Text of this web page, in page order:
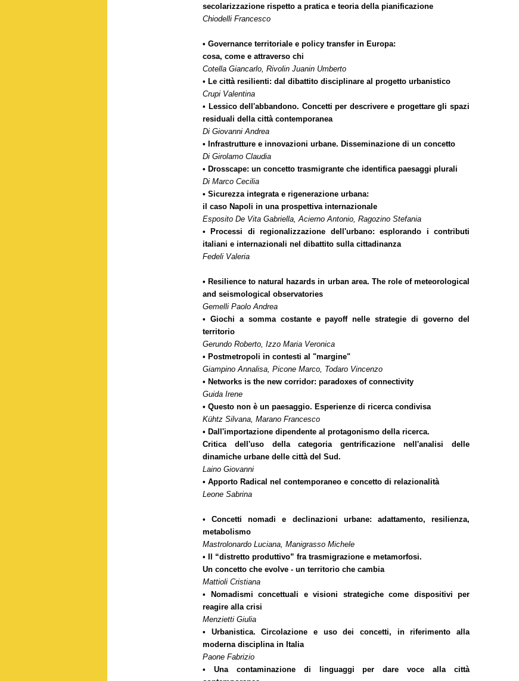
secolarizzazione rispetto a pratica e teoria della pianificazione
Chiodelli Francesco
• Governance territoriale e policy transfer in Europa:
cosa, come e attraverso chi
Cotella Giancarlo, Rivolin Juanin Umberto
• Le città resilienti: dal dibattito disciplinare al progetto urbanistico
Crupi Valentina
• Lessico dell'abbandono. Concetti per descrivere e progettare gli spazi
residuali della città contemporanea
Di Giovanni Andrea
• Infrastrutture e innovazioni urbane. Disseminazione di un concetto
Di Girolamo Claudia
• Drosscape: un concetto trasmigrante che identifica paesaggi plurali
Di Marco Cecilia
• Sicurezza integrata e rigenerazione urbana:
il caso Napoli in una prospettiva internazionale
Esposito De Vita Gabriella, Acierno Antonio, Ragozino Stefania
• Processi di regionalizzazione dell'urbano: esplorando i contributi
italiani e internazionali nel dibattito sulla cittadinanza
Fedeli Valeria
• Resilience to natural hazards in urban area. The role of meteorological
and seismological observatories
Gemelli Paolo Andrea
• Giochi a somma costante e payoff nelle strategie di governo del
territorio
Gerundo Roberto, Izzo Maria Veronica
• Postmetropoli in contesti al "margine"
Giampino Annalisa, Picone Marco, Todaro Vincenzo
• Networks is the new corridor: paradoxes of connectivity
Guida Irene
• Questo non è un paesaggio. Esperienze di ricerca condivisa
Kühtz Silvana, Marano Francesco
• Dall'importazione dipendente al protagonismo della ricerca.
Critica dell'uso della categoria gentrificazione nell'analisi delle
dinamiche urbane delle città del Sud.
Laino Giovanni
• Apporto Radical nel contemporaneo e concetto di relazionalità
Leone Sabrina
• Concetti nomadi e declinazioni urbane: adattamento, resilienza,
metabolismo
Mastrolonardo Luciana, Manigrasso Michele
• Il “distretto produttivo” fra trasmigrazione e metamorfosi.
Un concetto che evolve - un territorio che cambia
Mattioli Cristiana
• Nomadismi concettuali e visioni strategiche come dispositivi per
reagire alla crisi
Menzietti Giulia
• Urbanistica. Circolazione e uso dei concetti, in riferimento alla
moderna disciplina in Italia
Paone Fabrizio
• Una contaminazione di linguaggi per dare voce alla città